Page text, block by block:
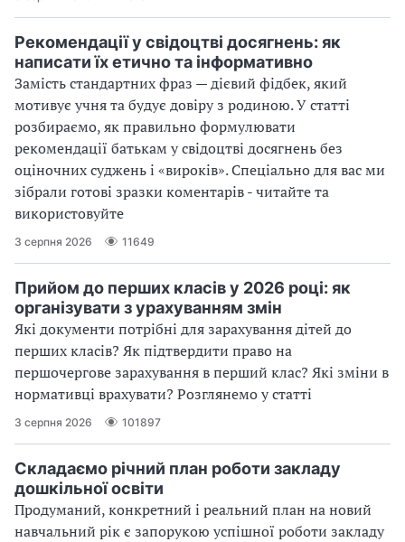
Рекомендації у свідоцтві досягнень: як
написати їх етично та інформативно
Замість стандартних фраз — дієвий фідбек, який
мотивує учня та будує довіру з родиною. У статті
розбираємо, як правильно формулювати
рекомендації батькам у свідоцтві досягнень без
оціночних суджень і «вироків». Спеціально для вас ми
зібрали готові зразки коментарів - читайте та
використовуйте
3 серпня 2026 11649
Прийом до перших класів у 2026 році: як
організувати з урахуванням змін
Які документи потрібні для зарахування дітей до
перших класів? Як підтвердити право на
першочергове зарахування в перший клас? Які зміни в
нормативці врахувати? Розглянемо у статті
3 серпня 2026 101897
Складаємо річний план роботи закладу
дошкільної освіти
Продуманий, конкретний і реальний план на новий
навчальний рік є запорукою успішної роботи закладу